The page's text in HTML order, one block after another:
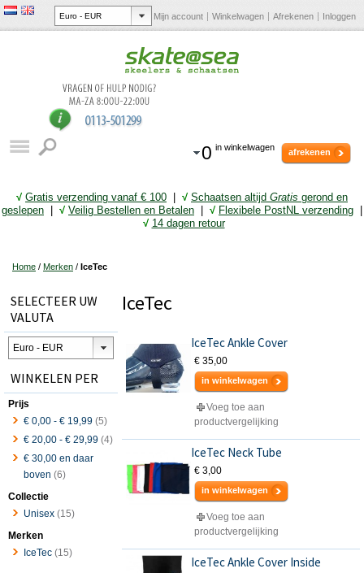
Mijn account Winkelwagen Afrekenen Inloggen
0 in winkelwagen afrekenen
√ Gratis verzending vanaf € 100 √ Schaatsen altijd Gratis gerond en
geslepen
√ Veilig Bestellen en Betalen √ Flexibele PostNL verzending
√ 14 dagen retour
Home / Merken / IceTec
IceTec
IceTec Ankle Cover
€ 35,00
in winkelwagen
Voeg toe aan
productvergelijking
IceTec Neck Tube
€ 3,00
in winkelwagen
Voeg toe aan
productvergelijking
IceTec Ankle Cover Inside
SELECTEER UW
VALUTA
WINKELEN PER
Prijs
€ 0,00 - € 19,99 (5)
€ 20,00 - € 29,99 (4)
€ 30,00 en daar
boven (6)
Collectie
Unisex (15)
Merken
IceTec (15)